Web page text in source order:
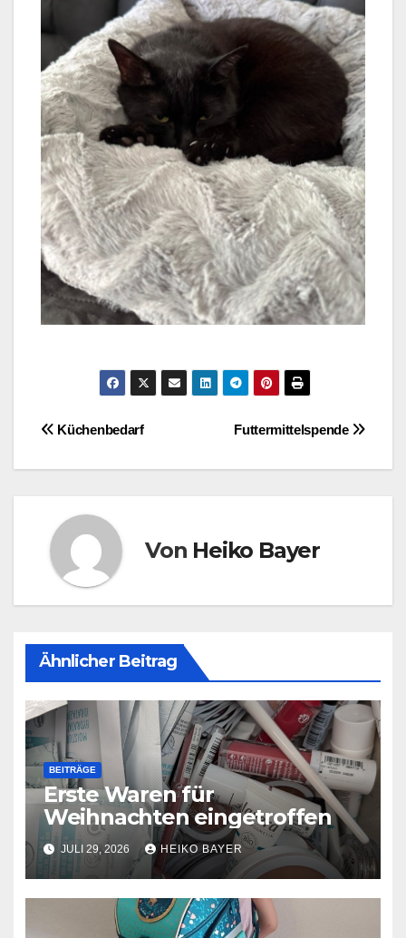
Beitragsnavigation
Futtermittelspende
Küchenbedarf
Von Heiko Bayer
Ähnlicher Beitrag
BEITRÄGE
Erste Waren für
Weihnachten eingetroffen
JULI 29, 2026 HEIKO BAYER